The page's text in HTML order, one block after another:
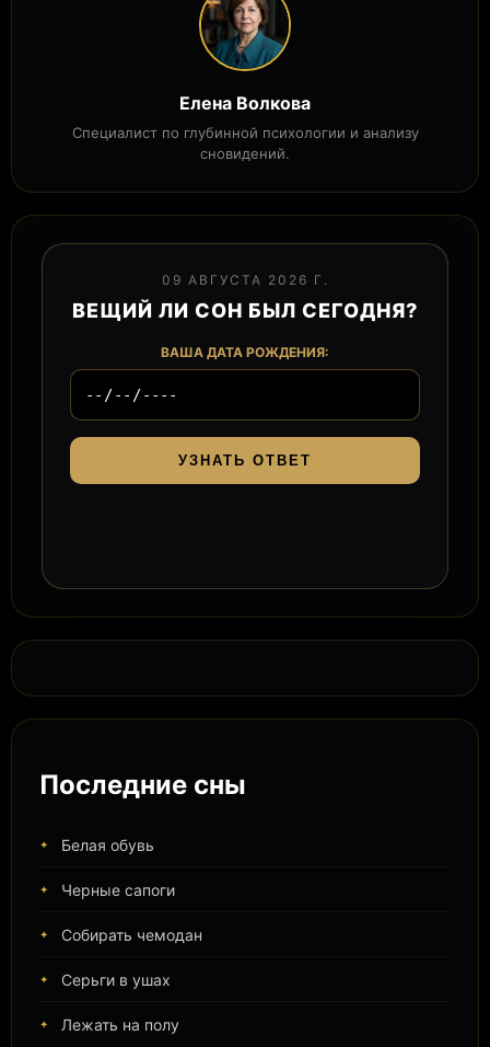
Елена Волкова
Специалист по глубинной психологии и анализу
сновидений.
09 АВГУСТА 2026 Г.
ВЕЩИЙ ЛИ СОН БЫЛ СЕГОДНЯ?
ВАША ДАТА РОЖДЕНИЯ:
УЗНАТЬ ОТВЕТ
Последние сны
Белая обувь
Черные сапоги
Собирать чемодан
Серьги в ушах
Лежать на полу